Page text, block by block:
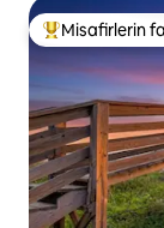
Misafirlerin
Misafirlerin